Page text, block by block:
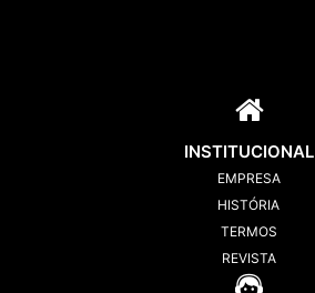
INSTITUCIONAL
EMPRESA
HISTÓRIA
TERMOS
REVISTA